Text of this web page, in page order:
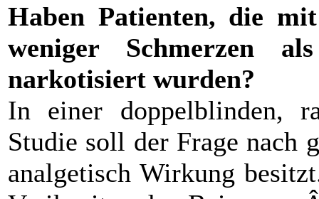
Haben Patienten, die
weniger Schmerzen
narkotisiert wurden?
In einer doppelblinden,
Studie soll der Frage nach
analgetisch Wirkung